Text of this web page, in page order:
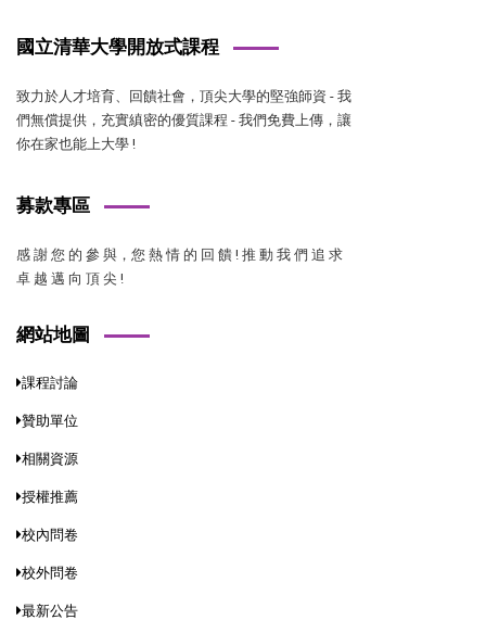
國立清華大學開放式課程
致力於人才培育、回饋社會，頂尖大學的堅強師資 - 我
們無償提供，充實縝密的優質課程 - 我們免費上傳，讓
你在家也能上大學 !
募款專區
感 謝 您 的 參 與，您 熱 情 的 回 饋 ! 推 動 我 們 追 求
卓 越 邁 向 頂 尖 !
網站地圖
課程討論
贊助單位
相關資源
授權推薦
校內問卷
校外問卷
最新公告